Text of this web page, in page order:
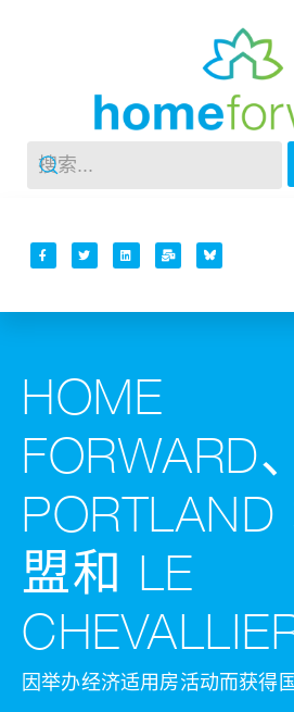
HOME
FORWARD、
盟和 LE
因举办经济适用房活动而获得